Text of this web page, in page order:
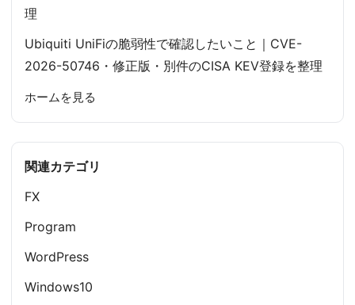
理
Ubiquiti UniFiの脆弱性で確認したいこと｜CVE-
2026-50746・修正版・別件のCISA KEV登録を整理
ホームを見る
関連カテゴリ
FX
Program
WordPress
Windows10